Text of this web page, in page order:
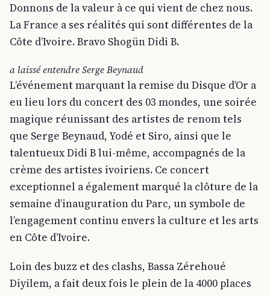
Donnons de la valeur à ce qui vient de chez nous.
La France a ses réalités qui sont différentes de la
Côte d’Ivoire. Bravo Shogün Didi B.
a laissé entendre Serge Beynaud
L’événement marquant la remise du Disque d’Or a
eu lieu lors du concert des 03 mondes, une soirée
magique réunissant des artistes de renom tels
que Serge Beynaud, Yodé et Siro, ainsi que le
talentueux Didi B lui-même, accompagnés de la
crème des artistes ivoiriens. Ce concert
exceptionnel a également marqué la clôture de la
semaine d’inauguration du Parc, un symbole de
l’engagement continu envers la culture et les arts
en Côte d’Ivoire.
Loin des buzz et des clashs, Bassa Zérehoué
Diyilem, a fait deux fois le plein de la 4000 places